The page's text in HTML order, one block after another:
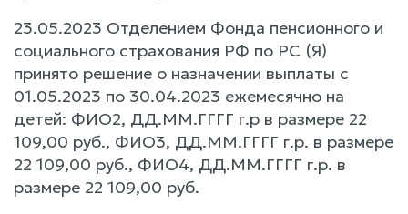
23.05.2023 Отделением Фонда пенсионного и
социального страхования РФ по РС (Я)
принято решение о назначении выплаты с
01.05.2023 по 30.04.2023 ежемесячно на
детей: ФИО2, ДД.ММ.ГГГГ г.р в размере 22
109,00 руб., ФИО3, ДД.ММ.ГГГГ г.р. в размере
22 109,00 руб., ФИО4, ДД.ММ.ГГГГ г.р. в
размере 22 109,00 руб.